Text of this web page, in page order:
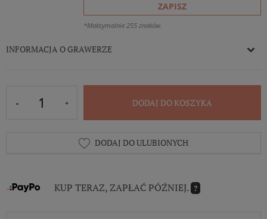
ZAPISZ
*Maksymalnie 255 znaków.
INFORMACJA O GRAWERZE
DODAJ DO KOSZYKA
DODAJ DO ULUBIONYCH
KUP TERAZ, ZAPŁAĆ PÓŹNIEJ. ?